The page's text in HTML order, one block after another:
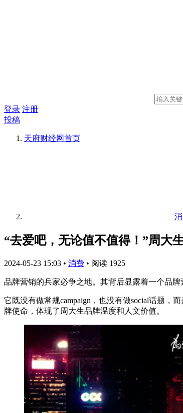
登录 注册
投稿
天府财经网首页
“去爱吧，无论值不值得！”周大
2024-05-23 15:03 • 消费 • 阅读 1925
品牌营销的兵家必争之地。其背后显露着一个品
它既没有做常规campaign，也没有做social话题，
牌使命，体现了周大生品牌温度和人文价值。